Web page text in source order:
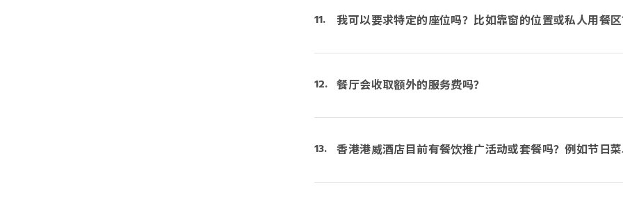
我可以要求特定的座位吗？比如靠窗的位置或私人用餐
餐厅会收取额外的服务费吗？
香港港威酒店目前有餐饮推广活动或套餐吗？例如节日